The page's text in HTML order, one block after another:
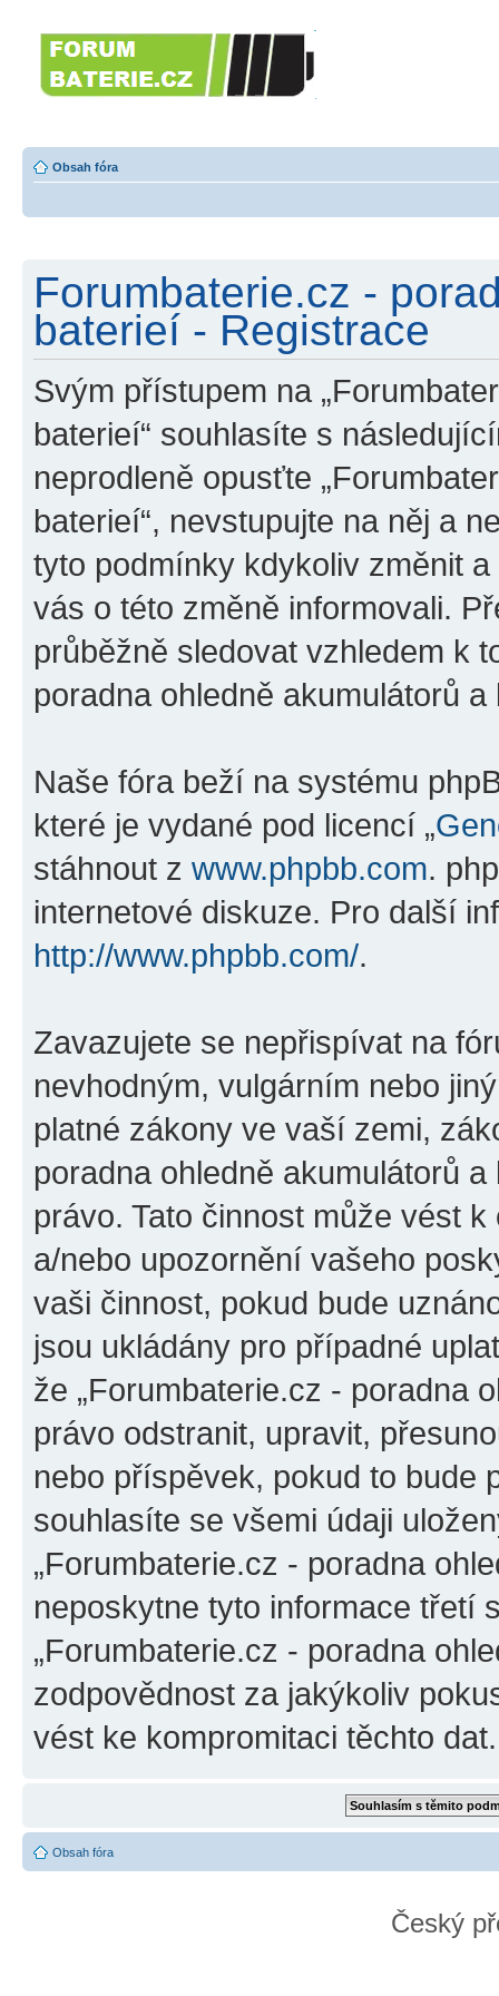
Obsah fóra
Forumbaterie.cz -
baterieí - Registrace
Svým přístupem na
baterieí“ souhlasíte s
neprodleně opusťte
baterieí“, nevstupujte na něj a
tyto podmínky kdykoliv změnit
vás o této změně informovali.
průběžně sledovat vzhledem k
poradna ohledně akumulátorů
Naše fóra beží na systému
které je vydané pod licencí „
stáhnout z www.phpbb.com.
internetové diskuze. Pro další
http://www.phpbb.com/.
Zavazujete se nepřispívat na
nevhodným, vulgárním nebo
platné zákony ve vaší zemi,
poradna ohledně akumulátorů
právo. Tato činnost může vést
a/nebo upozornění vašeho
vaši činnost, pokud bude
jsou ukládány pro případné
že „Forumbaterie.cz - poradna
právo odstranit, upravit,
nebo příspěvek, pokud to bude
souhlasíte se všemi údaji
„Forumbaterie.cz - poradna
neposkytne tyto informace třetí
„Forumbaterie.cz - poradna
zodpovědnost za jakýkoliv
vést ke kompromitaci těchto dat.
Obsah fóra
Český